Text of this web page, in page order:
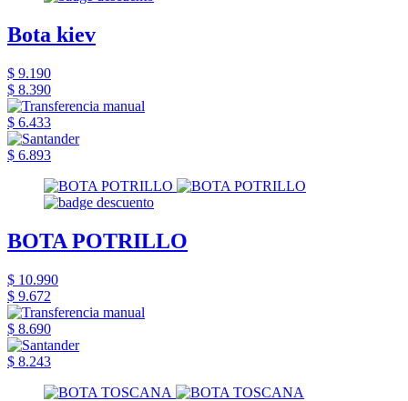
Bota kiev
$ 9.190
$ 8.390
$ 6.433
$ 6.893
BOTA POTRILLO
$ 10.990
$ 9.672
$ 8.690
$ 8.243